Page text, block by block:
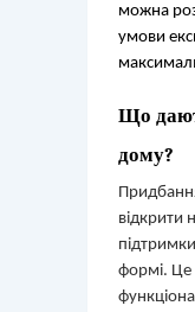
можна
умови
Що
дому?
відкрити
формі. Це